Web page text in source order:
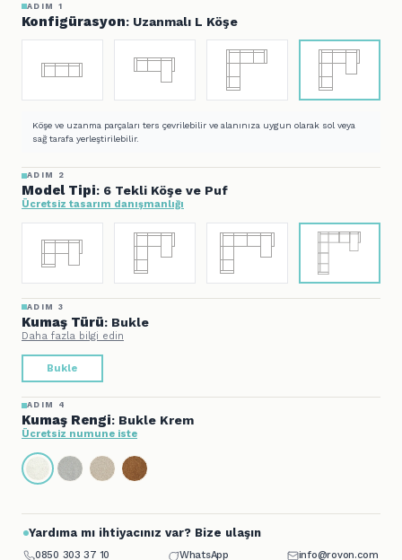
ADIM 1
Konfigürasyon: Uzanmalı L Köşe
Köşe ve uzanma parçaları ters çevrilebilir ve alanınıza uygun olarak sol veya
sağ tarafa yerleştirilebilir.
ADIM 2
Model Tipi: 6 Tekli Köşe ve Puf
Ücretsiz tasarım danışmanlığı
ADIM 3
Kumaş Türü: Bukle
Daha fazla bilgi edin
Bukle
ADIM 4
Kumaş Rengi: Bukle Krem
Ücretsiz numune iste
Yardıma mı ihtiyacınız var? Bize ulaşın
0850 303 37 10 WhatsApp info@rovon.com